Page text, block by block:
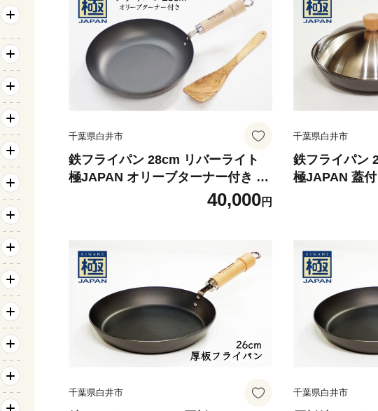
子機器 卵焼用
千葉県白井市
鉄フライパン 28cm リバーライト
極JAPAN オリーブターナー付き 錆
びにくい 焦げ付きにくい お手入れ
簡単 フライパン 鍋 調理器具 キッチ
40,000円
千葉県白井市
鉄フライパン
極JAPAN 蓋
焦げ付きにく
イパン 鍋 調
千葉県白井市 千葉県白井市